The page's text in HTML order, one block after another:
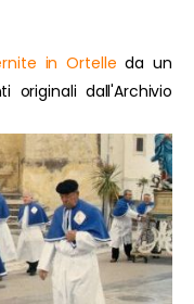
in Ortelle da un
originali dall'Archivio